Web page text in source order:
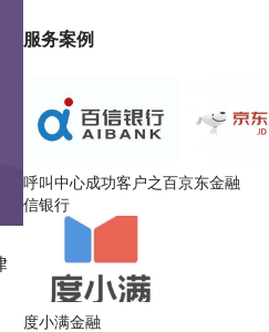
服务案例
呼叫中心成功客户之百
信银行
京东金融
度小满金融